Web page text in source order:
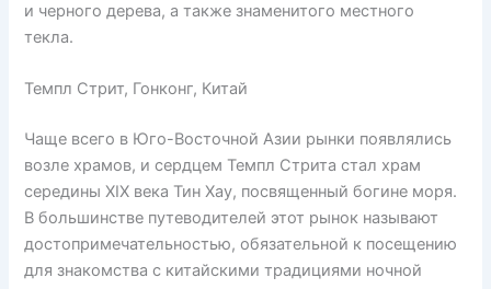
и черного дерева, а также знаменитого местного
текла.
Темпл Стрит, Гонконг, Китай
Чаще всего в Юго-Восточной Азии рынки появлялись
возле храмов, и сердцем Темпл Стрита стал храм
середины XIX века Тин Хау, посвященный богине моря.
В большинстве путеводителей этот рынок называют
достопримечательностью, обязательной к посещению
для знакомства с китайскими традициями ночной